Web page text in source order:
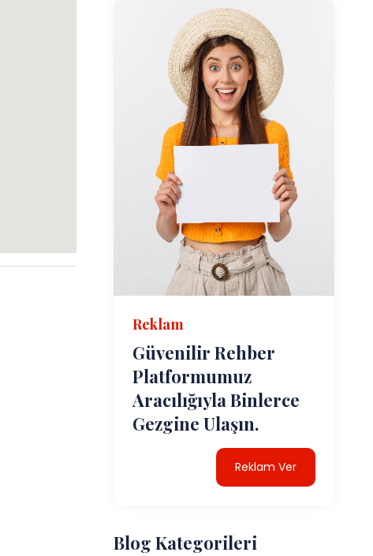
Reklam
Güvenilir Rehber
Platformumuz
Aracılığıyla Binlerce
Gezgine Ulaşın.
Reklam Ver
Blog Kategorileri